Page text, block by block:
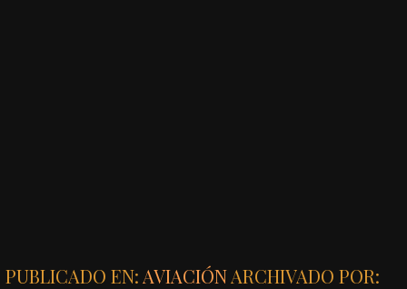
PUBLICADO EN: AVIACIÓNARCHIVADO POR: